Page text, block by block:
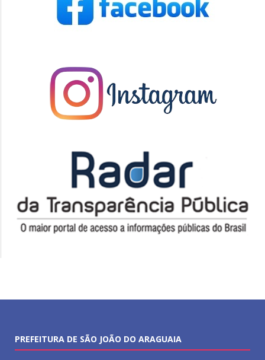
PREFEITURA DE SÃO JOÃO DO ARAGUAIA